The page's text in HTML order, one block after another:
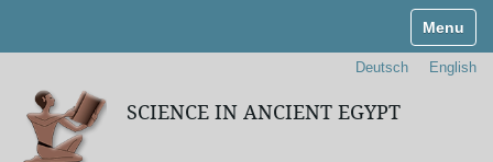
Deutsch English
SCIENCE IN ANCIENT EGYPT
Toggle